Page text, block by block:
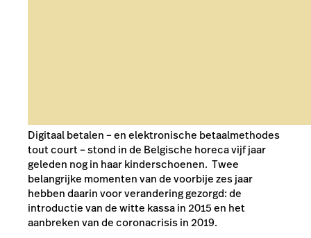
Digitaal betalen – en elektronische betaalmethodes
tout court – stond in de Belgische horeca vijf jaar
geleden nog in haar kinderschoenen. Twee
belangrijke momenten van de voorbije zes jaar
hebben daarin voor verandering gezorgd: de
introductie van de witte kassa in 2015 en het
aanbreken van de coronacrisis in 2019.